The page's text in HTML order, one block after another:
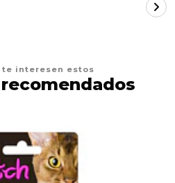
te interesen estos